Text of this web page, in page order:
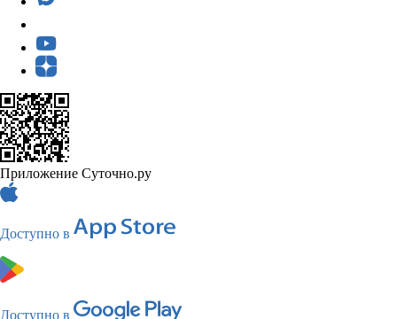
Приложение Суточно.ру
Доступно в
Доступно в